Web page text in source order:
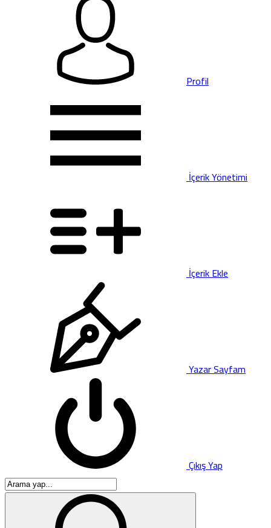
Profil
İçerik Yönetimi
İçerik Ekle
Yazar Sayfam
Çıkış Yap